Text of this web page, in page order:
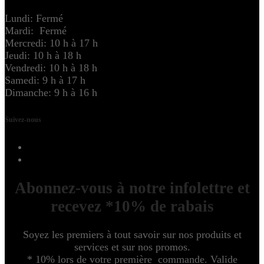
Lundi: Fermé
Mardi: Fermé
Mercredi: 10 h à 17 h
Jeudi: 10 h à 18 h
Vendredi: 10 h à 18 h
Samedi: 9 h à 17 h
Dimanche: 9 h à 16 h
Suivez-nous
Abonnez-vous à notre infolettre et
recevez *10% de rabais
Soyez les premiers à tout savoir sur nos produits et
services et sur nos promos.
* 10% lors de votre première commande. Valide